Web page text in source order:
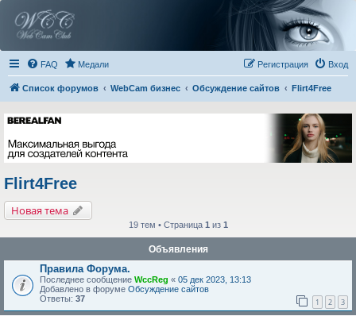
FAQ Медали Вход
Регистрация
Список форумов WebCam бизнес Обсуждение сайтов Flirt4Free
Flirt4Free
Новая тема
19 тем • Страница 1 из 1
Объявления
Правила Форума.
Последнее сообщение WccReg « 05 дек 2023, 13:13
Добавлено в форуме Обсуждение сайтов
Ответы: 37 1 2 3